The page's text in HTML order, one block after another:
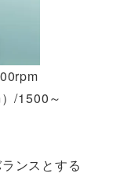
/1500～
ンスとする